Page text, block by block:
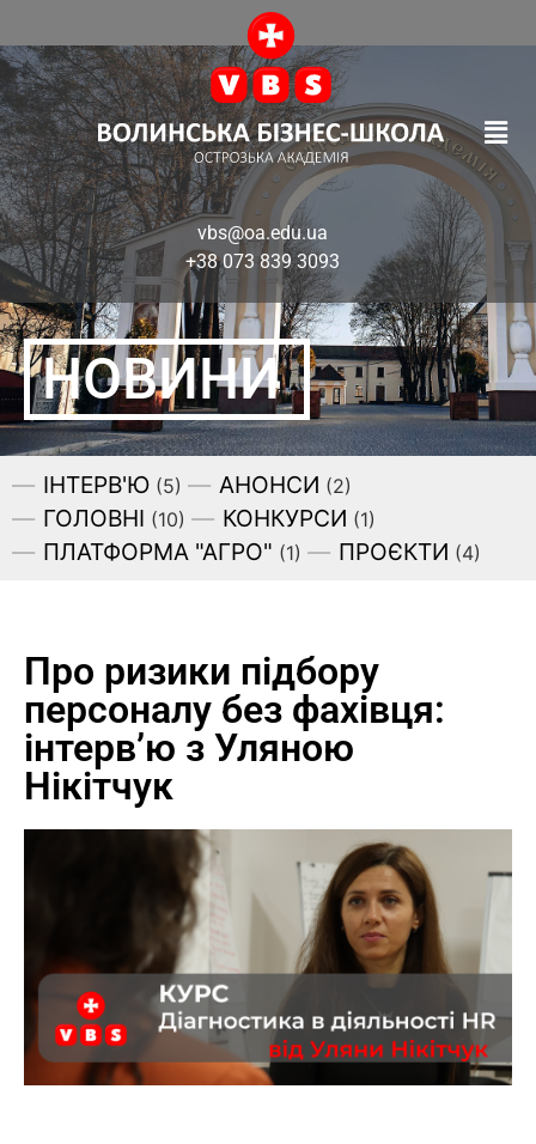
vbs@oa.edu.ua
+38 073 839 3093
НОВИНИ
ІНТЕРВ'Ю (5) АНОНСИ (2)
ГОЛОВНІ (10) КОНКУРСИ (1)
ПЛАТФОРМА "АГРО" (1) ПРОЄКТИ (4)
Про ризики підбору
персоналу без фахівця:
інтерв’ю з Уляною
Нікітчук